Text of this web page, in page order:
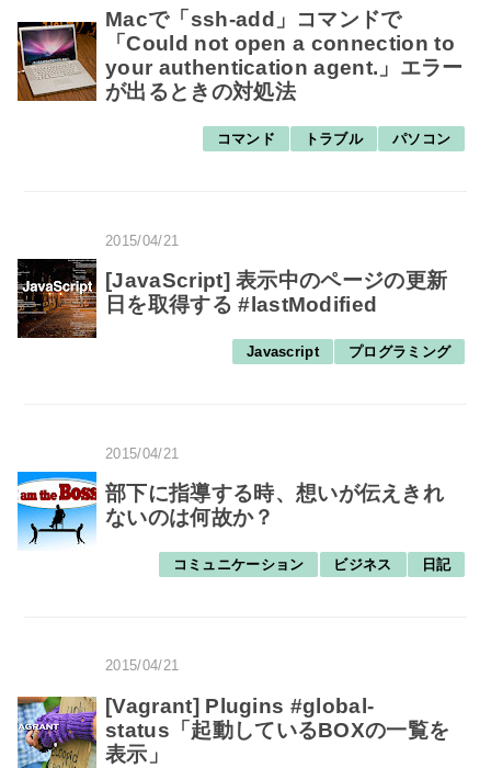
Macで「ssh-add」コマンドで
「Could not open a connection to
your authentication agent.」エラー
が出るときの対処法
コマンド トラブル パソコン
2015/04/21
[JavaScript] 表示中のページの更新
日を取得する #lastModified
Javascript プログラミング
2015/04/21
部下に指導する時、想いが伝えきれ
ないのは何故か？
コミュニケーション ビジネス 日記
2015/04/21
[Vagrant] Plugins #global-
status「起動しているBOXの一覧を
表示」